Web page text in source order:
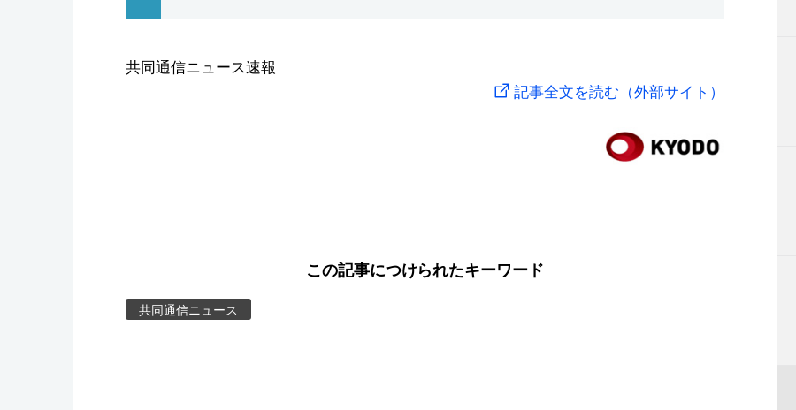
共同通信ニュース速報
記事全文を読む（外部サイト）
この記事につけられたキーワード
共同通信ニュース